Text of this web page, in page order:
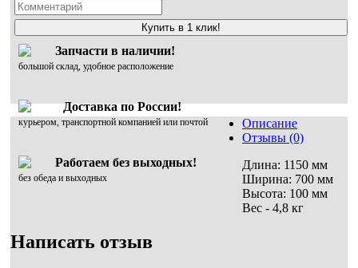
Купить в 1 клик!
Запчасти в наличии!
большой склад, удобное расположение
Доставка по России!
курьером, транспортной компанией или почтой
Работаем без выходных!
без обеда и выходных
Описание
Отзывы (0)
Длина: 1150 мм
Ширина: 700 мм
Высота: 100 мм
Вес - 4,8 кг
Написать отзыв